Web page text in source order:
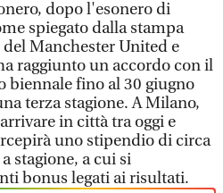
dopo l'esonero di
spiegato dalla stampa
Manchester United e
raggiunto un accordo con il
biennale fino al 30 giugno
terza stagione. A Milano,
in città tra oggi e
uno stipendio di circa
stagione, a cui si
bonus legati ai risultati.